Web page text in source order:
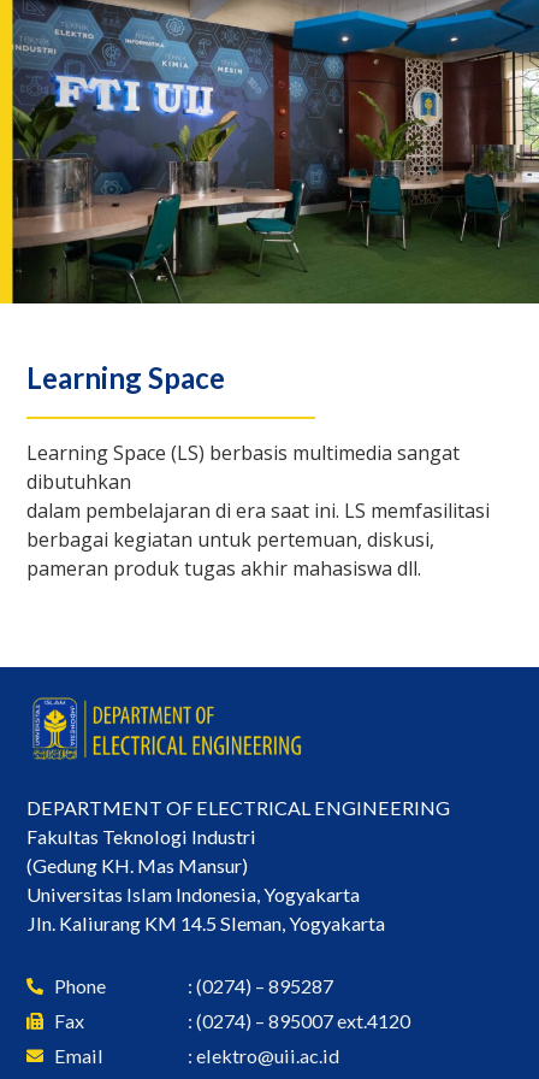
u
Learning Space
Learning Space (LS) berbasis multimedia sangat
dibutuhkan
dalam pembelajaran di era saat ini. LS memfasilitasi
berbagai kegiatan untuk pertemuan, diskusi,
pameran produk tugas akhir mahasiswa dll.
DEPARTMENT OF ELECTRICAL ENGINEERING
Fakultas Teknologi Industri
(Gedung KH. Mas Mansur)
Universitas Islam Indonesia, Yogyakarta
Jln. Kaliurang KM 14.5 Sleman, Yogyakarta
Phone
Fax
Email
: (0274) – 895287
: (0274) – 895007 ext.4120
: elektro@uii.ac.id